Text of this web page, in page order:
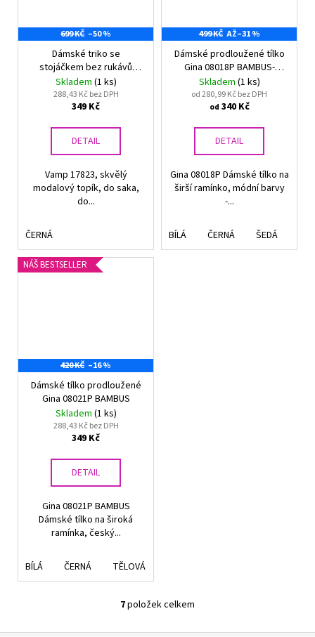
699 KČ –50 %
Dámské triko se
stojáčkem bez rukávů
Vamp 17823
Skladem (1 ks)
288,43 Kč bez DPH
349 Kč
DETAIL
Vamp 17823, skvělý
modalový topík, do saka,
do...
ČERNÁ
499 KČ AŽ–31 %
Dámské prodloužené tílko
Gina 08018P BAMBUS-
BAVLNA
Skladem (1 ks)
od 280,99 Kč bez DPH
od 340 Kč
DETAIL
Gina 08018P Dámské tílko na
širší ramínko, módní barvy
-...
BÍLÁ ČERNÁ ŠEDÁ
NÁŠ BESTSELLER
420 KČ –16 %
Dámské tílko prodloužené
Gina 08021P BAMBUS
Skladem (1 ks)
288,43 Kč bez DPH
349 Kč
DETAIL
Gina 08021P BAMBUS
Dámské tílko na široká
ramínka, český...
BÍLÁ ČERNÁ TĚLOVÁ
O
7položek celkem